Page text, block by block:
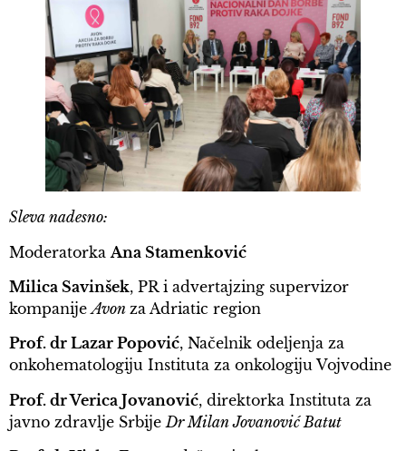
Sleva nadesno:
Moderatorka Ana Stamenković
Milica Savinšek, PR i advertajzing supervizor
kompanijeAvon za Adriatic region
Prof. dr Lazar Popović, Načelnik odeljenja za
onkohematologiju Instituta za onkologiju Vojvodine
Prof. dr Verica Jovanović, direktorka Instituta za
javno zdravlje Srbije Dr Milan Jovanović Batut